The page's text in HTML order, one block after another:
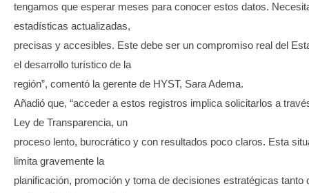
tengamos que esperar meses para conocer estos datos.
estadísticas actualizadas,
precisas y accesibles. Este debe ser un compromiso real del
el desarrollo turístico de la
región”, comentó la gerente de HYST, Sara Adema.
Añadió que, “acceder a estos registros implica solicitarlos a
Ley de Transparencia, un
proceso lento, burocrático y con resultados poco claros. Esta
limita gravemente la
planificación, promoción y toma de decisiones estratégicas tanto